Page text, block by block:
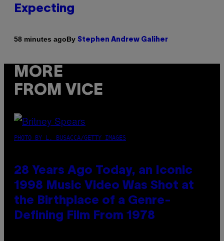
Expecting
58 minutes agoBy Stephen Andrew Galiher
MORE
FROM VICE
PHOTO BY L. BUSACCA/GETTY IMAGES
28 Years Ago Today, an Iconic
1998 Music Video Was Shot at
the Birthplace of a Genre-
Defining Film From 1978